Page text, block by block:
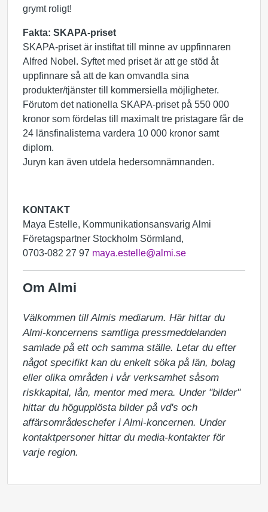
grymt roligt!
Fakta: SKAPA-priset
SKAPA-priset är instiftat till minne av uppfinnaren
Alfred Nobel. Syftet med priset är att ge stöd åt
uppfinnare så att de kan omvandla sina
produkter/tjänster till kommersiella möjligheter.
Förutom det nationella SKAPA-priset på 550 000
kronor som fördelas till maximalt tre pristagare får de
24 länsfinalisterna vardera 10 000 kronor samt
diplom.
Juryn kan även utdela hedersomnämnanden.
KONTAKT
Maya Estelle, Kommunikationsansvarig Almi
Företagspartner Stockholm Sörmland,
0703-082 27 97 maya.estelle@almi.se
Om Almi
Välkommen till Almis mediarum. Här hittar du
Almi-koncernens samtliga pressmeddelanden
samlade på ett och samma ställe. Letar du efter
något specifikt kan du enkelt söka på län, bolag
eller olika områden i vår verksamhet såsom
riskkapital, lån, mentor med mera. Under "bilder"
hittar du högupplösta bilder på vd's och
affärsområdeschefer i Almi-koncernen. Under
kontaktpersoner hittar du media-kontakter för
varje region.